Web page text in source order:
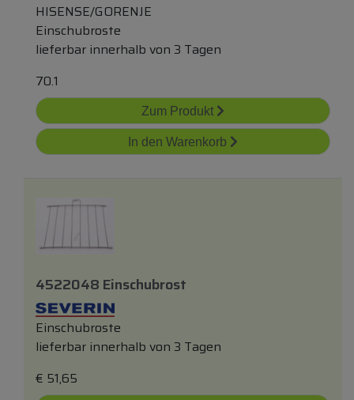
HISENSE/GORENJE
Einschubroste
lieferbar innerhalb von 3 Tagen
70.1
Zum Produkt
In den Warenkorb
4522048 Einschubrost
Einschubroste
lieferbar innerhalb von 3 Tagen
€ 51,65